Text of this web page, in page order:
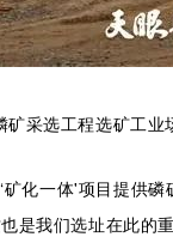
采选工程选矿工业
化一体'项目提供
是我们选址在此的